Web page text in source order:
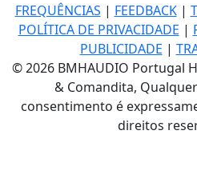
FREQUÊNCIAS | FEEDBACK|
POLÍTICA DE PRIVACIDADE |
PUBLICIDADE |
© 2026 BMHAUDIO Portugal
& Comandita,
consentimento é
direitos